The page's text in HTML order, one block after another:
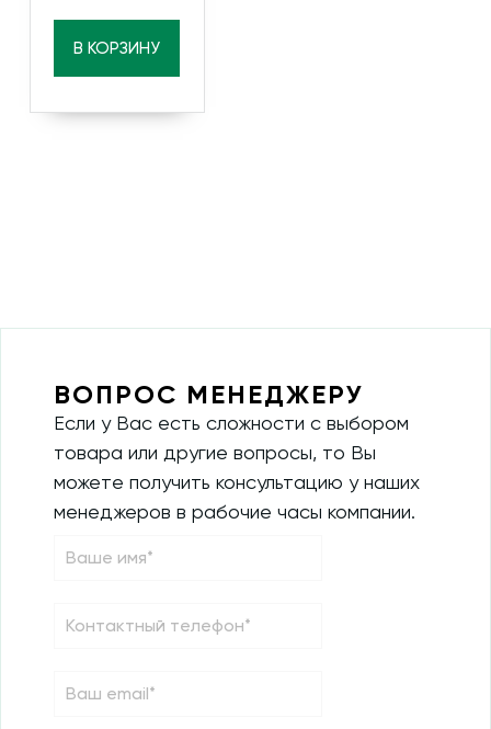
В КОРЗИНУ
ВОПРОС МЕНЕДЖЕРУ
Если у Вас есть сложности с выбором
товара или другие вопросы, то Вы
можете получить консультацию у наших
менеджеров в рабочие часы компании.